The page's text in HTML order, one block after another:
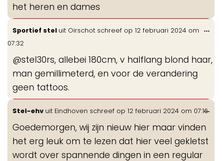
het heren en dames
Sportief stel uit Oirschot schreef op 12 februari 2024 om
07:32
@stel30rs, allebei 180cm, v halflang blond haar,
man gemillimeterd, en voor de verandering
geen tattoos.
...
Stel-ehv uit Eindhoven schreef op 12 februari 2024 om 07:16
Goedemorgen, wij zijn nieuw hier maar vinden
het erg leuk om te lezen dat hier veel gekletst
wordt over spannende dingen in een regular
...